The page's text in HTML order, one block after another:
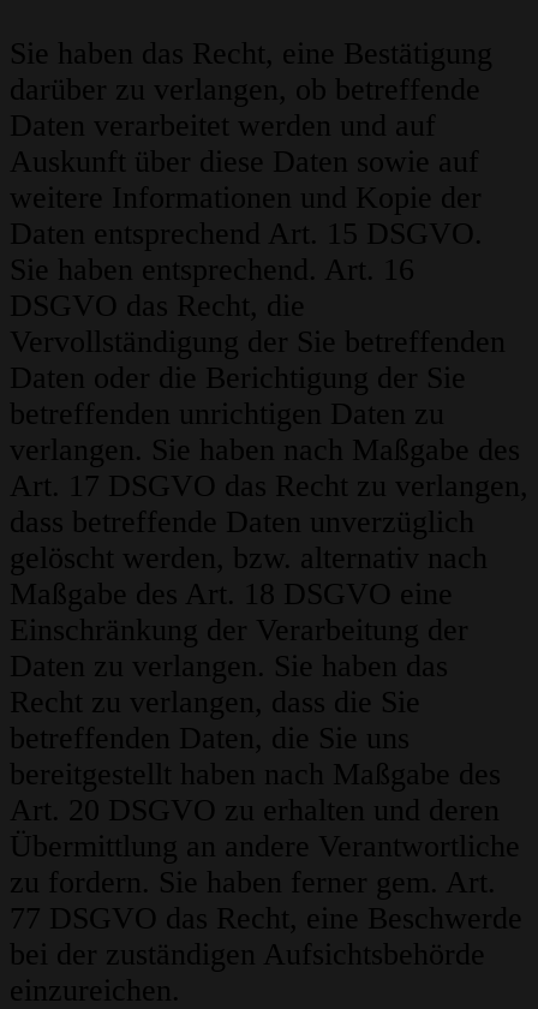
Sie haben das Recht, eine Bestätigung
darüber zu verlangen, ob betreffende
Daten verarbeitet werden und auf
Auskunft über diese Daten sowie auf
weitere Informationen und Kopie der
Daten entsprechend Art. 15 DSGVO.
Sie haben entsprechend. Art. 16
DSGVO das Recht, die
Vervollständigung der Sie betreffenden
Daten oder die Berichtigung der Sie
betreffenden unrichtigen Daten zu
verlangen. Sie haben nach Maßgabe des
Art. 17 DSGVO das Recht zu verlangen,
dass betreffende Daten unverzüglich
gelöscht werden, bzw. alternativ nach
Maßgabe des Art. 18 DSGVO eine
Einschränkung der Verarbeitung der
Daten zu verlangen. Sie haben das
Recht zu verlangen, dass die Sie
betreffenden Daten, die Sie uns
bereitgestellt haben nach Maßgabe des
Art. 20 DSGVO zu erhalten und deren
Übermittlung an andere Verantwortliche
zu fordern. Sie haben ferner gem. Art.
77 DSGVO das Recht, eine Beschwerde
bei der zuständigen Aufsichtsbehörde
einzureichen.